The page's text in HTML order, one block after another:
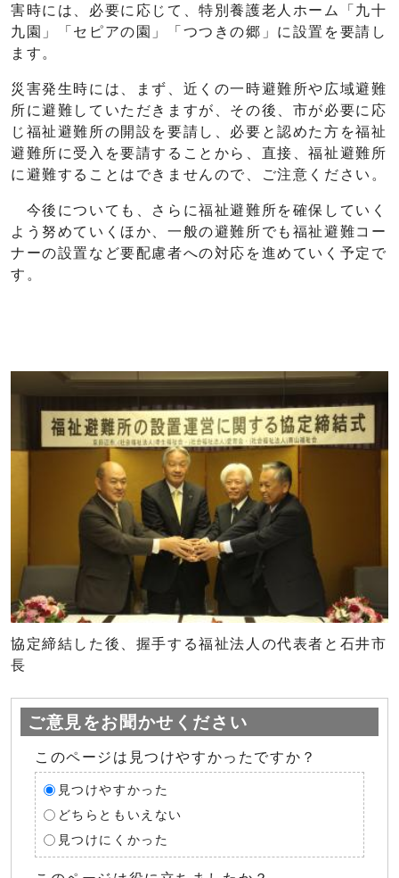
害時には、必要に応じて、特別養護老人ホーム「九十
九園」「セピアの園」「つつきの郷」に設置を要請し
ます。
災害発生時には、まず、近くの一時避難所や広域避難
所に避難していただきますが、その後、市が必要に応
じ福祉避難所の開設を要請し、必要と認めた方を福祉
避難所に受入を要請することから、直接、福祉避難所
に避難することはできませんので、ご注意ください。
今後についても、さらに福祉避難所を確保していく
よう努めていくほか、一般の避難所でも福祉避難コー
ナーの設置など要配慮者への対応を進めていく予定で
す。
協定締結した後、握手する福祉法人の代表者と石井市
長
ご意見をお聞かせください
このページは見つけやすかったですか？
見つけやすかった
どちらともいえない
見つけにくかった